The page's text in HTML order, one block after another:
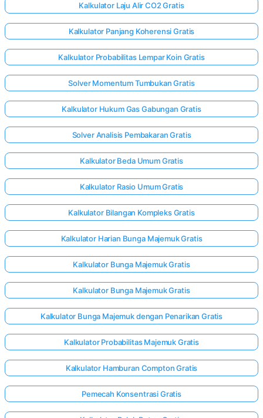
Kalkulator Laju Alir CO2 Gratis
Kalkulator Panjang Koherensi Gratis
Kalkulator Probabilitas Lempar Koin Gratis
Solver Momentum Tumbukan Gratis
Kalkulator Hukum Gas Gabungan Gratis
Solver Analisis Pembakaran Gratis
Kalkulator Beda Umum Gratis
Kalkulator Rasio Umum Gratis
Kalkulator Bilangan Kompleks Gratis
Kalkulator Harian Bunga Majemuk Gratis
Kalkulator Bunga Majemuk Gratis
Kalkulator Bunga Majemuk Gratis
Kalkulator Bunga Majemuk dengan Penarikan Gratis
Kalkulator Probabilitas Majemuk Gratis
Kalkulator Hamburan Compton Gratis
Pemecah Konsentrasi Gratis